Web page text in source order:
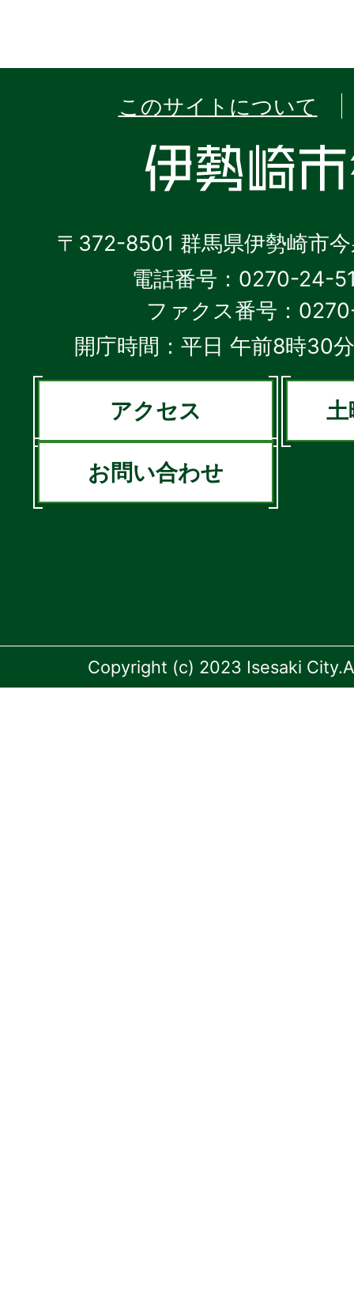
このサイトについて
〒372-8501 群馬県伊勢崎市
電話番号：0270-24-
ファクス番号：
開庁時間：平日 午前8時30
アクセス 土
お問い合わせ
Copyright (c) 2023 Isesaki